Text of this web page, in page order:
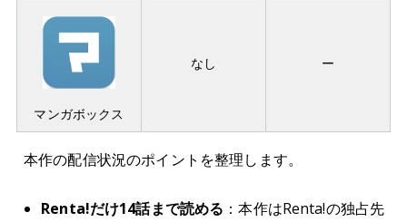
マンガボックス
なし ー
本作の配信状況のポイントを整理します。
Renta!だけ14話まで読める ：本作はRenta!の独占先